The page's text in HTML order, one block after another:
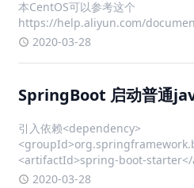
本CentOS可以参考这个
https://help.aliyun.com/
本机内核版本，内核版本需高于
2020-03-28
SpringBoot 启动普通
引入依赖<dependency>
<artifactId>spring-boot-
<version>2.0.9</version> </
2020-03-28